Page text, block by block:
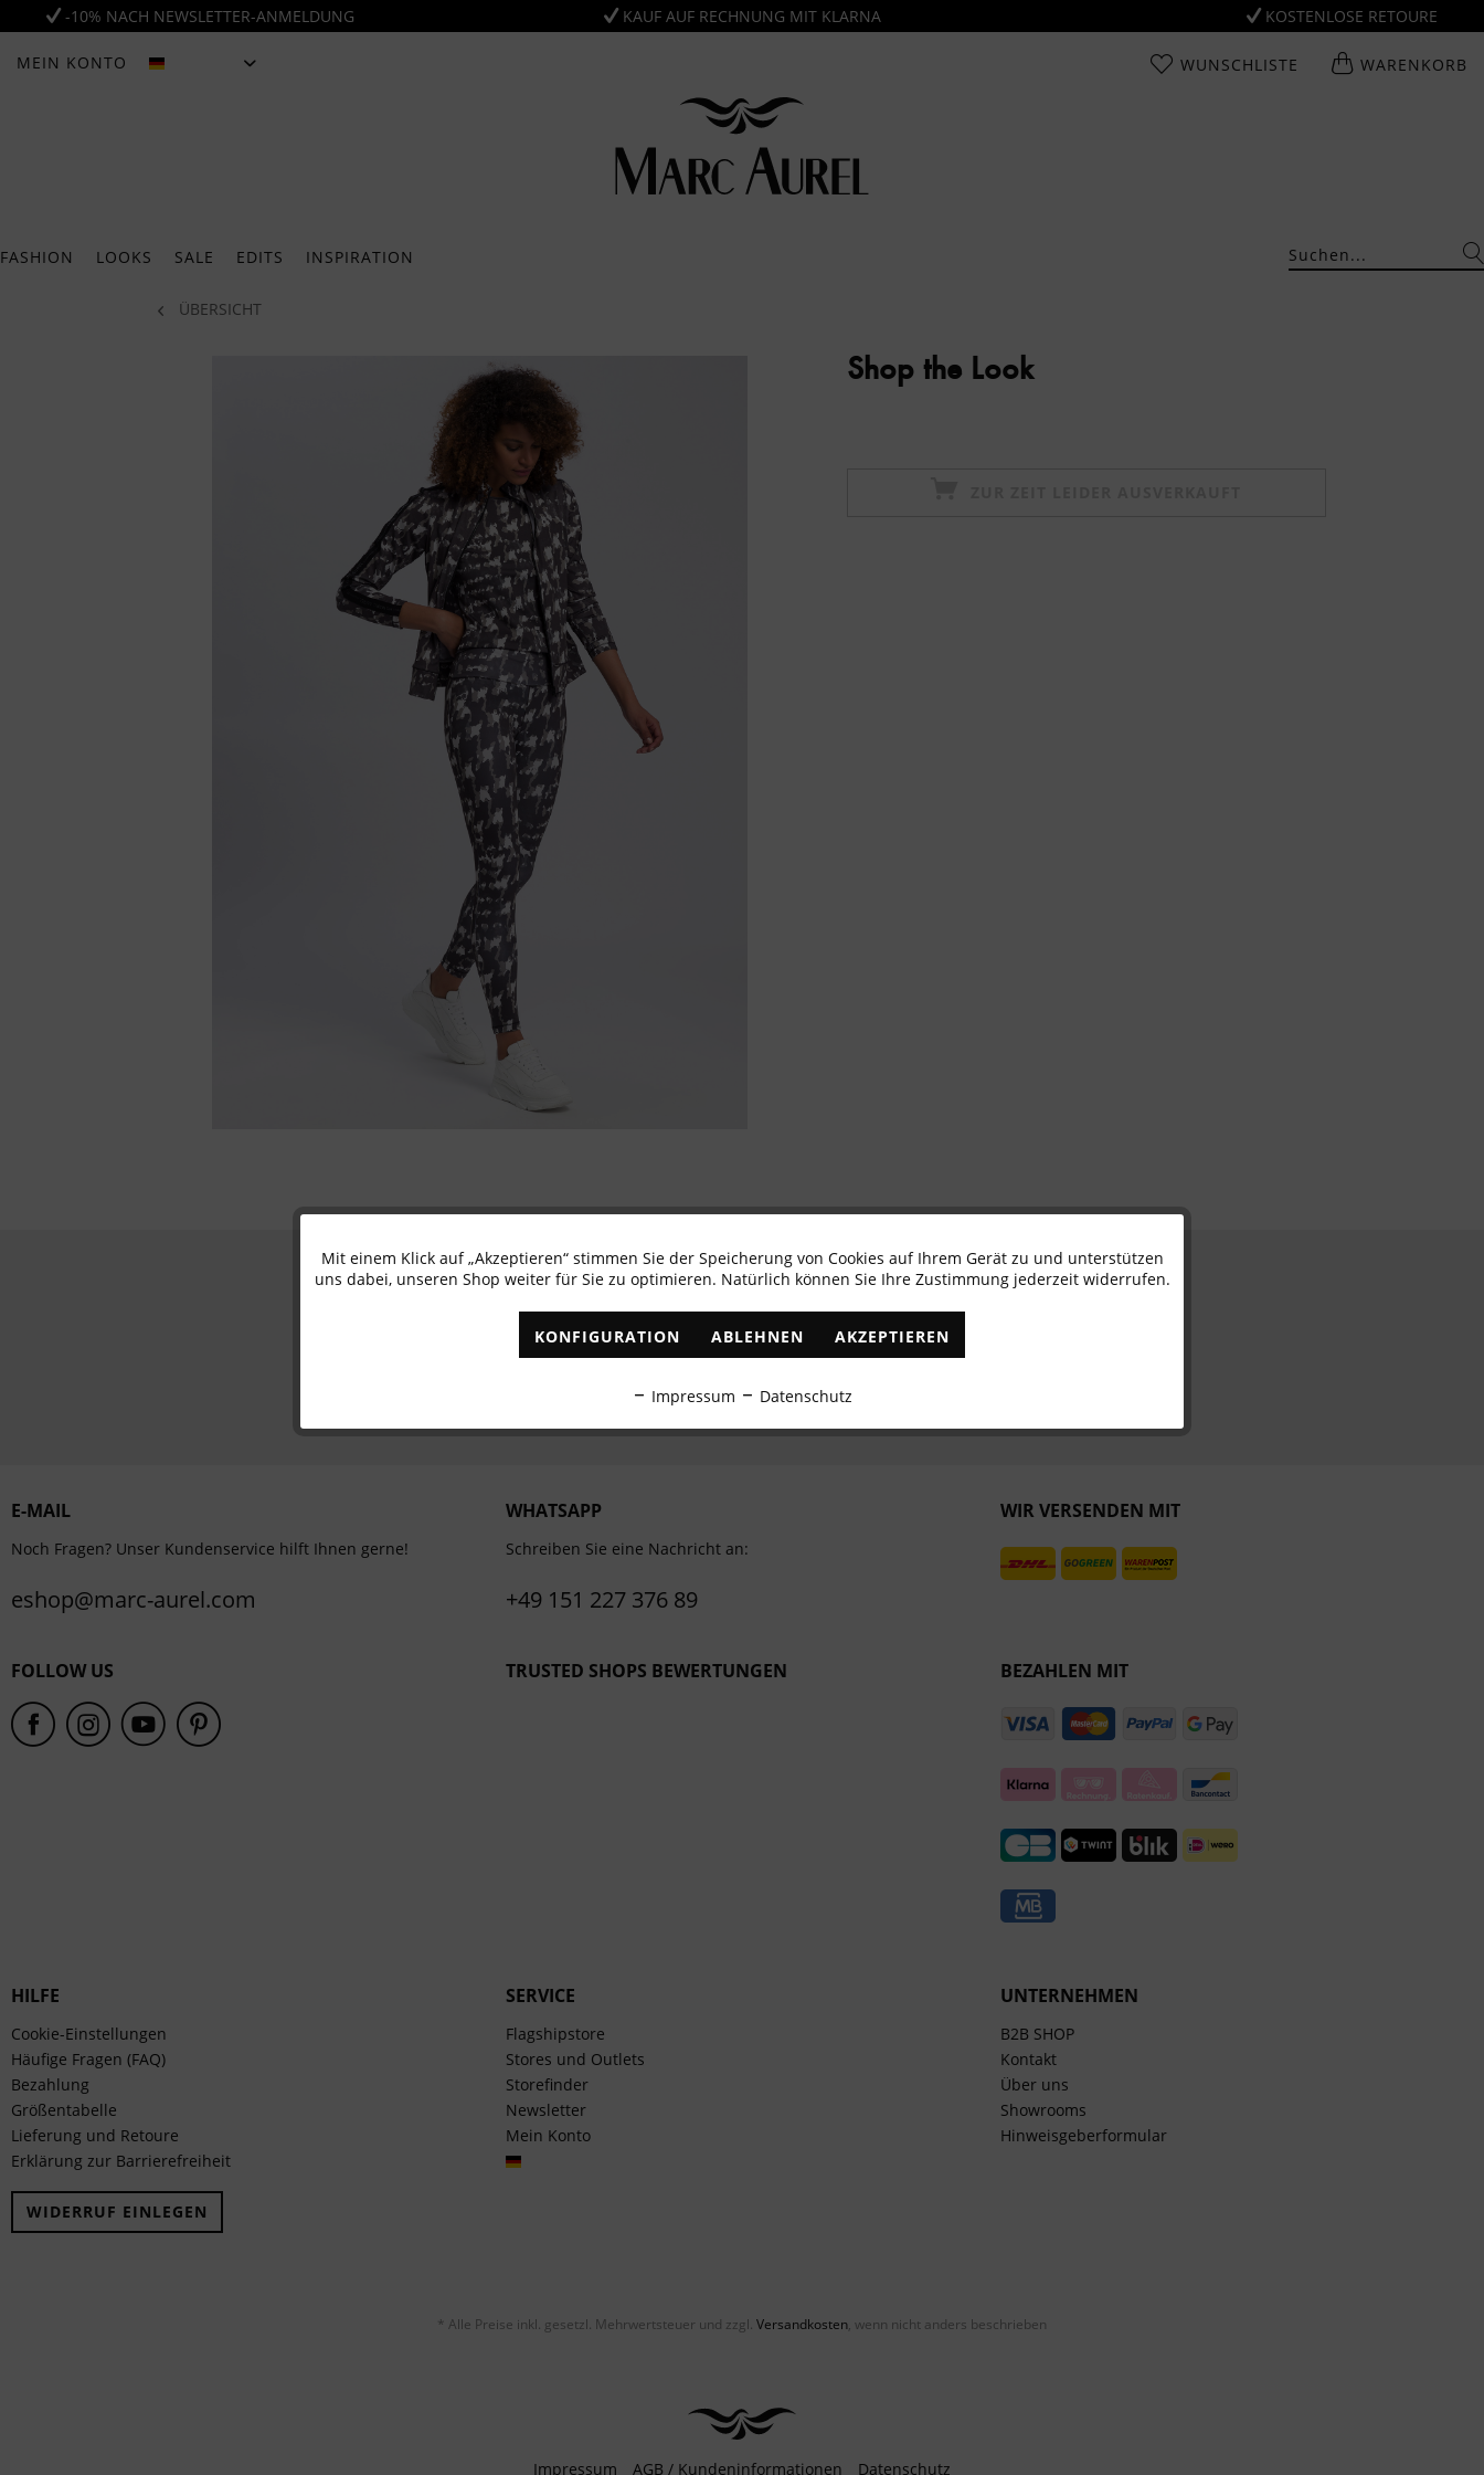
-10% NACH NEWSLETTER-ANMELDUNG KAUF AUF RECHNUNG MIT KLARNA KOSTENLOSE RETOURE
MEIN KONTO WUNSCHLISTE WARENKORB
FASHION LOOKS SALE EDITS INSPIRATION
ÜBERSICHT
Shop the Look
Newsletter abonnieren & 10% - Gutschein erhalten
✓ Exklusive Angebote ✓ Die aktuellsten Trends
E-MAIL
Noch Fragen? Unser Kundenservice hilft Ihnen gerne!
eshop@marc-aurel.com
WHATSAPP
Schreiben Sie eine Nachricht an:
+49 151 227 376 89
WIR VERSENDEN MIT
FOLLOW US TRUSTED SHOPS BEWERTUNGEN BEZAHLEN MIT
HILFE
Cookie-Einstellungen
Häufige Fragen (FAQ)
Bezahlung
Größentabelle
Lieferung und Retoure
Erklärung zur Barrierefreiheit
WIDERRUF EINLEGEN
SERVICE
Flagshipstore
Stores und Outlets
Storefinder
Newsletter
Mein Konto
UNTERNEHMEN
B2B SHOP
Kontakt
Über uns
Showrooms
Hinweisgeberformular
* Alle Preise inkl. gesetzl. Mehrwertsteuer und zzgl. Versandkosten, wenn nicht anders beschrieben
Impressum AGB / Kundeninformationen Datenschutz
Funktionale Aktiv
Mit einem Klick auf „Akzeptieren“ stimmen Sie der Speicherung von Cookies auf Ihrem Gerät zu und unterstützen
uns dabei, unseren Shop weiter für Sie zu optimieren. Natürlich können Sie Ihre Zustimmung jederzeit widerrufen.
KONFIGURATION ABLEHNEN AKZEPTIEREN
Impressum Datenschutz